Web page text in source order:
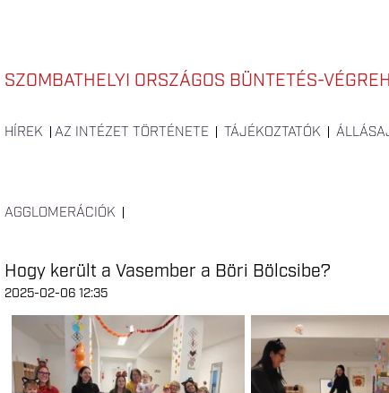
s
a
SZOMBATHELYI ORSZÁGOS BÜNTETÉS-
HÍREK AZ INTÉZET TÖRTÉNETE TÁJÉKOZTATÓK
AGGLOMERÁCIÓK
Hogy került a Vasember a Böri Bölcsibe?
2025-02-06 12:35